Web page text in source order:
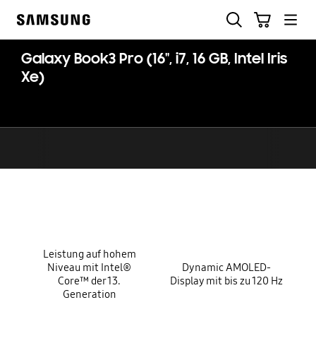
Galaxy Book3 Pro (16", i7, 16 GB, Intel Iris
Xe)
Leistung auf hohem
Niveau mit Intel®
Core™ der 13.
Generation
Dynamic AMOLED-
Display mit bis zu 120 Hz